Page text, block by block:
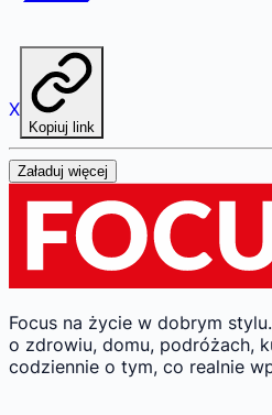
X
Kopiuj link
Załaduj więcej
Focus na życie w dobrym stylu.
o zdrowiu, domu, podróżach,
codziennie o tym, co realnie